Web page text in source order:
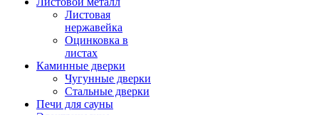
Листовая
нержавейка
Оцинковка в
листах
Каминные дверки
Чугунные дверки
Стальные дверки
Печи для сауны